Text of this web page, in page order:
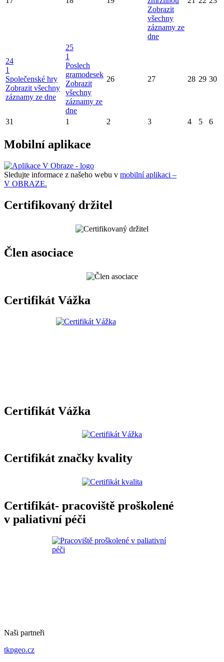
Zobrazit
všechny
záznamy ze
dne
24
1
Společenské hry
Zobrazit všechny
záznamy ze dne
25
1
Poslech
gramodesek
Zobrazit
všechny
záznamy ze
dne
26 27 28 29 30
31 1 2 3 4 5 6
Mobilní aplikace
Sledujte informace z našeho webu v mobilní aplikaci –
V OBRAZE.
Certifikovaný držitel
Člen asociace
Certifikát Vážka
Certifikát Vážka
Certifikát značky kvality
Certifikát- pracoviště proškolené
v paliativní péči
Naši partneři
tkpgeo.cz